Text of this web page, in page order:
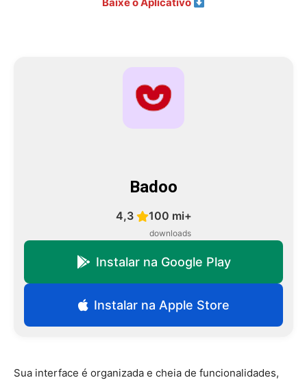
Badoo
4,3 100 mi+
downloads
Instalar na Google Play
Instalar na Apple Store
Sua interface é organizada e cheia de funcionalidades,